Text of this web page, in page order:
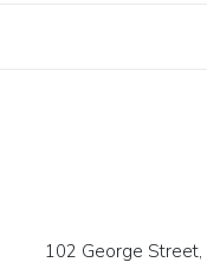
102 George Street,